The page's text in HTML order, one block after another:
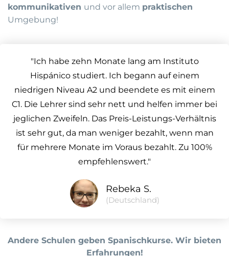
kommunikativen und vor allem praktischen
Umgebung!
"Ich habe zehn Monate lang am Instituto
Hispánico studiert. Ich begann auf einem
niedrigen Niveau A2 und beendete es mit einem
C1. Die Lehrer sind sehr nett und helfen immer bei
jeglichen Zweifeln. Das Preis-Leistungs-Verhältnis
ist sehr gut, da man weniger bezahlt, wenn man
für mehrere Monate im Voraus bezahlt. Zu 100%
empfehlenswert."
Rebeka S.
(Deutschland)
Andere Schulen geben Spanischkurse. Wir bieten
Erfahrungen!